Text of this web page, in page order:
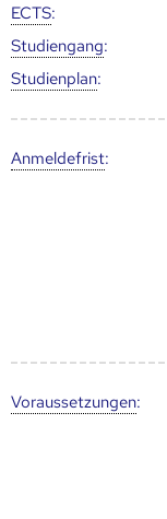
ECTS:
Studien­gang:
Studien­plan:
Anmelde­frist:
Voraus­setzungen: